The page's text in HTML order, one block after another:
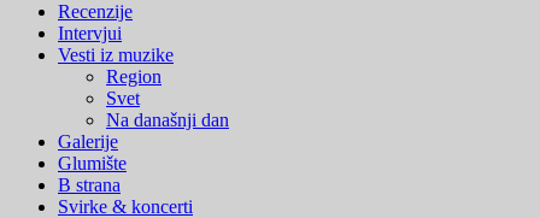
Recenzije
Intervjui
Vesti iz muzike
Region
Svet
Na današnji dan
Galerije
Glumište
B strana
Svirke & koncerti